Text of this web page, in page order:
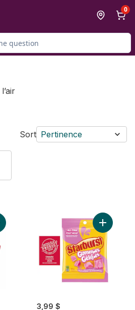
0
Sort Pertinence
Douzaine de roses rouges au
3,99 $
Ajouter